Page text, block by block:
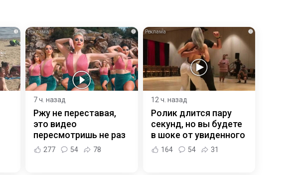
i i
7 ч. назад
Ржу не переставая,
это видео
пересмотришь не раз
277 54 78
i
12 ч. назад
Ролик длится пару
секунд, но вы будете
в шоке от увиденного
164 54 31